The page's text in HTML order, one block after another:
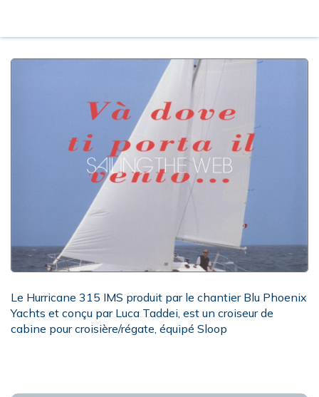
Le Hurricane 315 IMS produit par le chantier Blu Phoenix
Yachts et conçu par Luca Taddei, est un croiseur de
cabine pour croisière/régate, équipé Sloop